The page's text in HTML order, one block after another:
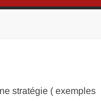
stratégie ( exemples